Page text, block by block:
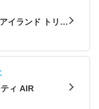
イランド トリト
ィ AIR